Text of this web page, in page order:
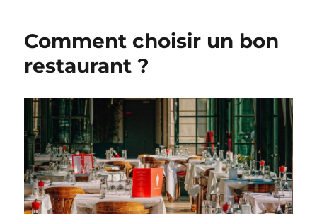
Comment choisir un bon
restaurant ?